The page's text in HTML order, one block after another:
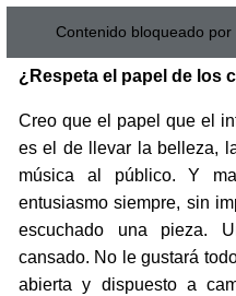
Contenido bloqueado
¿Respeta el papel de los
Creo que el papel que el
es el de llevar la belleza,
música al público. Y
entusiasmo siempre, sin
escuchado una pieza.
cansado. No le gustará
abierta y dispuesto a